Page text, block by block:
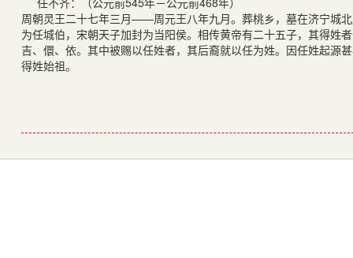
周朝灵王二十七年三月——周元王八年九月。葬桃乡，墓在济宁城
为任城伯，宋朝天子加封为当阳侯。相传黄帝有二十五子，其得姓
吉、儇、依。其中被赐以任姓者，其后裔就以任为姓。因任姓起源
得姓始祖。